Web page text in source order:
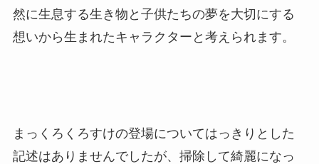
然に生息する生き物と子供たちの夢を大切にする
想いから生まれたキャラクターと考えられます。
まっくろくろすけの登場についてはっきりとした
記述はありませんでしたが、掃除して綺麗になっ